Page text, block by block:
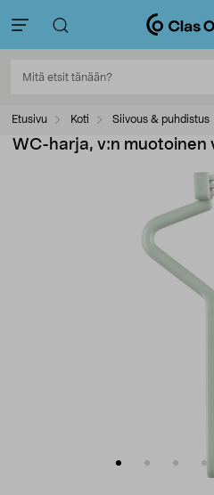
Etusivu Koti Siivous & puhdistus
WC-harja, v:n muotoinen